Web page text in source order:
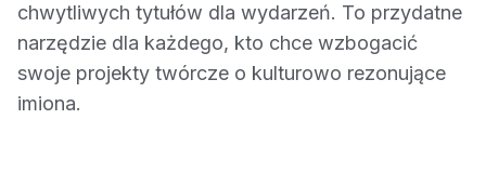
chwytliwych tytułów dla wydarzeń. To przydatne
narzędzie dla każdego, kto chce wzbogacić
swoje projekty twórcze o kulturowo rezonujące
imiona.